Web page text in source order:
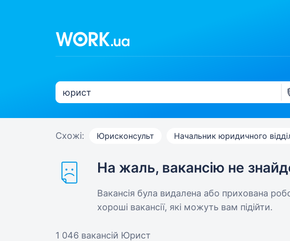
Схожі: Юрисконсульт Начальник юридичного
На жаль, вакансію не
Вакансія була видалена або прихована
хороші вакансії, які можуть вам підійти.
1 046 вакансій Юрист